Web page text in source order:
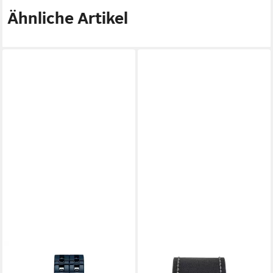
Ähnliche Artikel
GUESS COLLECTION
Guess Collection Mechanische
Chronograph Armbanduhr,